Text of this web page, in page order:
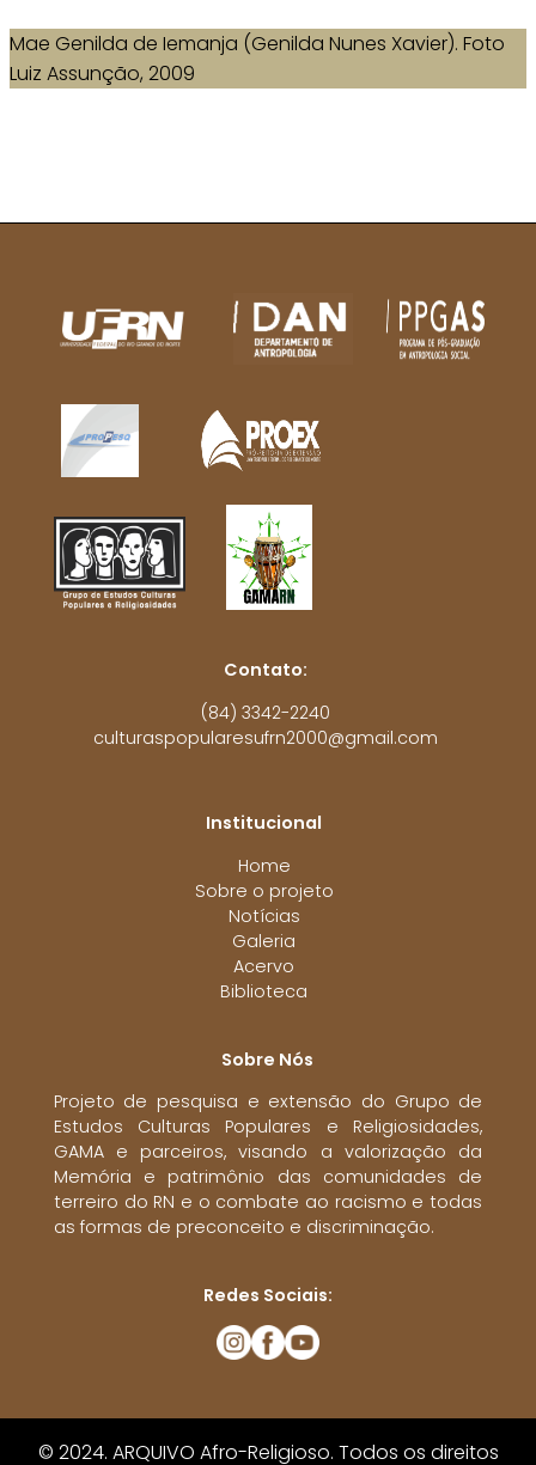
Mae Genilda de Iemanja (Genilda Nunes Xavier). Foto
Luiz Assunção, 2009
Contato:
(84) 3342-2240
culturaspopularesufrn2000@gmail.com
Institucional
Home
Sobre o projeto
Notícias
Galeria
Acervo
Biblioteca
Sobre Nós
Projeto de pesquisa e extensão do Grupo de
Estudos Culturas Populares e Religiosidades,
GAMA e parceiros, visando a valorização da
Memória e patrimônio das comunidades de
terreiro do RN e o combate ao racismo e todas
as formas de preconceito e discriminação.
Redes Sociais:
© 2024. ARQUIVO Afro-Religioso. Todos os direitos